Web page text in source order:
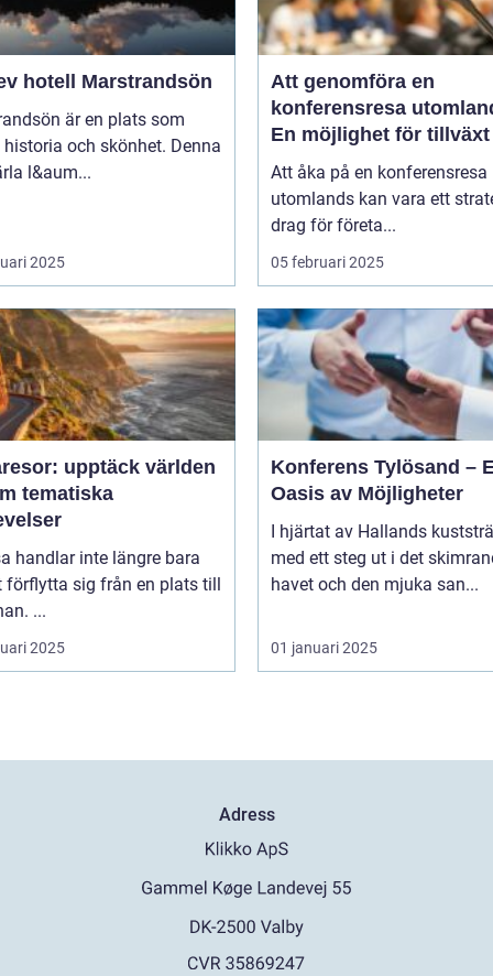
hotell Marstrandsön
är en plats som
och skönhet. Denna
l&aum...
2025
Att genomföra en
konferensresa
En möjlighet för
samarbete
Att åka på en konferensresa
utomlands kan vara ett
drag för företa...
05 februari 2025
upptäck världen
tematiska
handlar inte längre bara
förflytta sig från en plats till
...
2025
Konferens Tylösand –
Oasis av Möjligheter
I hjärtat av Hallands
med ett steg ut i det
havet och den mjuka san...
01 januari 2025
Adress